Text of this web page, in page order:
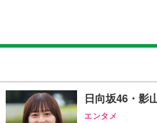
Sezlife オフィス
ション PCチェ
￥7,680
【純正品】27"
￥49,979
ネオ・ルーライ
￥1,800
日向坂46・影
エンタメ